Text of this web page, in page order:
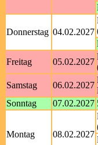
Donnerstag 04.02.2027
Freitag
05.02.2027
Samstag
06.02.2027
Sonntag
07.02.2027
Montag 08.02.2027